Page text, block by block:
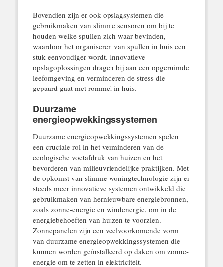
Bovendien zijn er ook opslagsystemen die
gebruikmaken van slimme sensoren om bij te
houden welke spullen zich waar bevinden,
waardoor het organiseren van spullen in huis een
stuk eenvoudiger wordt. Innovatieve
opslagoplossingen dragen bij aan een opgeruimde
leefomgeving en verminderen de stress die
gepaard gaat met rommel in huis.
Duurzame
energieopwekkingssystemen
Duurzame energieopwekkingssystemen spelen
een cruciale rol in het verminderen van de
ecologische voetafdruk van huizen en het
bevorderen van milieuvriendelijke praktijken. Met
de opkomst van slimme woningtechnologie zijn er
steeds meer innovatieve systemen ontwikkeld die
gebruikmaken van hernieuwbare energiebronnen,
zoals zonne-energie en windenergie, om in de
energiebehoeften van huizen te voorzien.
Zonnepanelen zijn een veelvoorkomende vorm
van duurzame energieopwekkingssystemen die
kunnen worden geïnstalleerd op daken om zonne-
energie om te zetten in elektriciteit.